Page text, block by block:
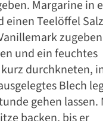
Margarine in
einen Teelöffel Salz
und ein feuchtes
durchkneten,
Blech
gehen lassen.
backen, bis er